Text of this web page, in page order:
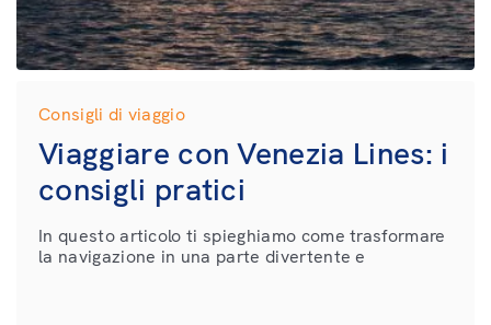
Consigli di viaggio
Viaggiare con Venezia Lines: i
consigli pratici
In questo articolo ti spieghiamo come trasformare
la navigazione in una parte divertente e